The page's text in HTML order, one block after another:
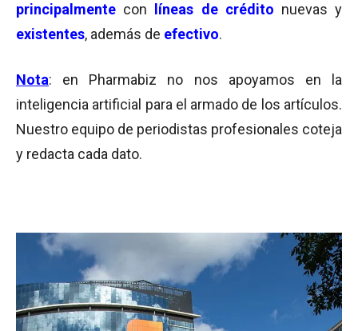
principalmente con líneas de crédito nuevas y
existentes, además de efectivo.
Nota: en Pharmabiz no nos apoyamos en la
inteligencia artificial para el armado de los artículos.
Nuestro equipo de periodistas profesionales coteja
y redacta cada dato.